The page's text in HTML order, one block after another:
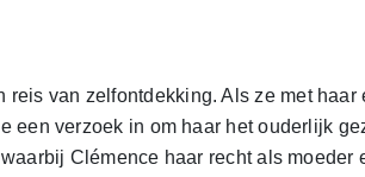
van zelfontdekking. Als ze met haar
een verzoek in om haar het ouderlijk
Clémence haar recht als moeder